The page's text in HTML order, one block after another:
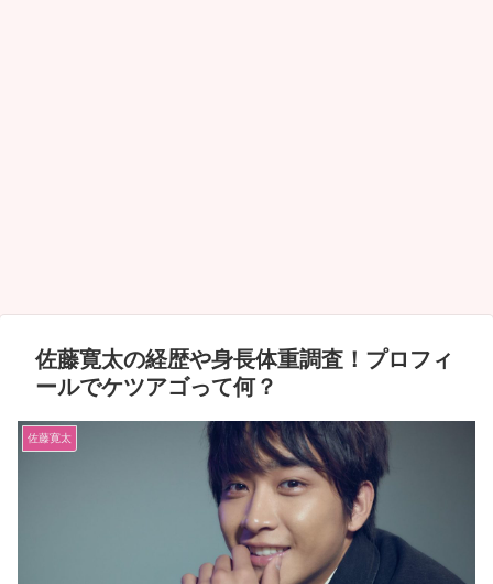
佐藤寛太の経歴や身長体重調査！プロフィ
ールでケツアゴって何？
佐藤寛太